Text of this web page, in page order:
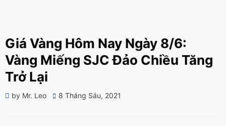
Giá Vàng Hôm Nay Ngày 8/6:
Vàng Miếng SJC Đảo Chiều Tăng
Trở Lại
by Mr. Leo
Posted
8 Tháng Sáu, 2021